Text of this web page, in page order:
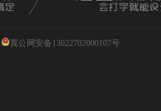
冀公网安备13022702000107号